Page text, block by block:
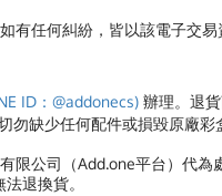
任何糾紛，皆以該電子交
ID：@addonecs) 辦理。退
缺少任何配件或損毀原廠
公司（Add.one平台）代為
退換貨。